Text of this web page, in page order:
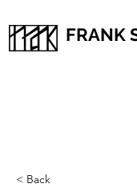
FRANK
< Back